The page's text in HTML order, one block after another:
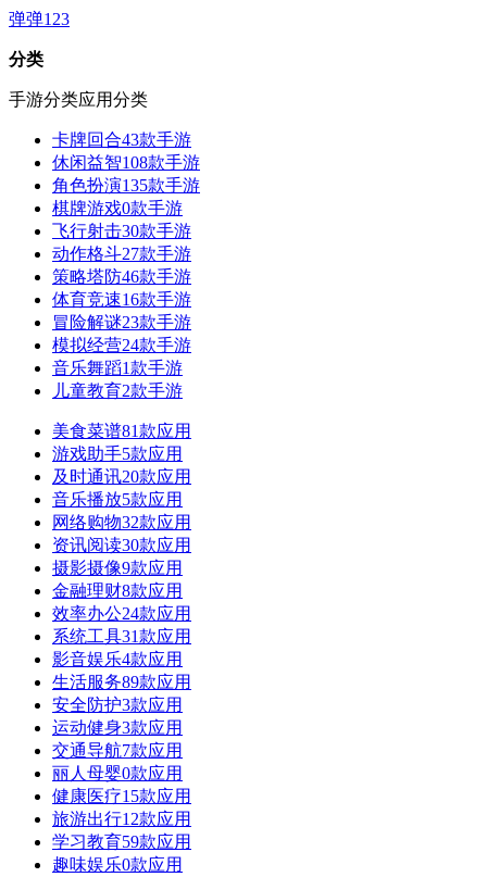
弹弹123
分类
手游分类应用分类
卡牌回合43款手游
休闲益智108款手游
角色扮演135款手游
棋牌游戏0款手游
飞行射击30款手游
动作格斗27款手游
策略塔防46款手游
体育竞速16款手游
冒险解谜23款手游
模拟经营24款手游
音乐舞蹈1款手游
儿童教育2款手游
美食菜谱81款应用
游戏助手5款应用
及时通讯20款应用
音乐播放5款应用
网络购物32款应用
资讯阅读30款应用
摄影摄像9款应用
金融理财8款应用
效率办公24款应用
系统工具31款应用
影音娱乐4款应用
生活服务89款应用
安全防护3款应用
运动健身3款应用
交通导航7款应用
丽人母婴0款应用
健康医疗15款应用
旅游出行12款应用
学习教育59款应用
趣味娱乐0款应用